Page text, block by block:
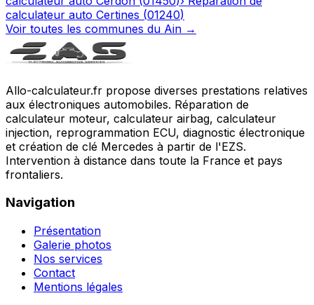
calculateur auto Certines (01240)
Voir toutes les communes du Ain →
Allo-calculateur.fr propose diverses prestations relatives
aux électroniques automobiles. Réparation de
calculateur moteur, calculateur airbag, calculateur
injection, reprogrammation ECU, diagnostic électronique
et création de clé Mercedes à partir de l'EZS.
Intervention à distance dans toute la France et pays
frontaliers.
Navigation
Présentation
Galerie photos
Nos services
Contact
Mentions légales